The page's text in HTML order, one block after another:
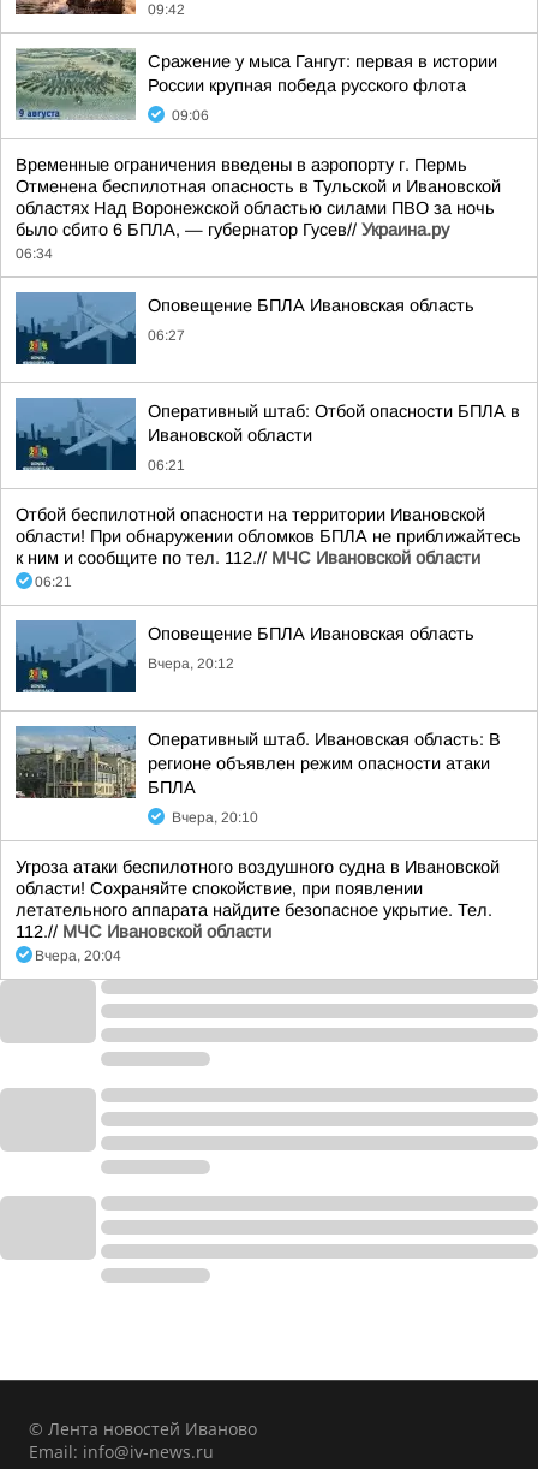
09:42
Сражение у мыса Гангут: первая в истории
России крупная победа русского флота
09:06
Временные ограничения введены в аэропорту г. Пермь
Отменена беспилотная опасность в Тульской и Ивановской
областях Над Воронежской областью силами ПВО за ночь
было сбито 6 БПЛА, — губернатор Гусев// Украина.ру
06:34
Оповещение БПЛА Ивановская область
06:27
Оперативный штаб: Отбой опасности БПЛА в
Ивановской области
06:21
Отбой беспилотной опасности на территории Ивановской
области! При обнаружении обломков БПЛА не приближайтесь
к ним и сообщите по тел. 112.// МЧС Ивановской области
06:21
Оповещение БПЛА Ивановская область
Вчера, 20:12
Оперативный штаб. Ивановская область: В
регионе объявлен режим опасности атаки
БПЛА
Вчера, 20:10
Угроза атаки беспилотного воздушного судна в Ивановской
области! Сохраняйте спокойствие, при появлении
летательного аппарата найдите безопасное укрытие. Тел.
112.// МЧС Ивановской области
Вчера, 20:04
© Лента новостей Иваново
Email: info@iv-news.ru